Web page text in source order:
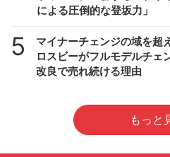
による圧倒的な登坂力」
5
マイナーチェンジの域を超
ロスビーがフルモデルチェ
改良で売れ続ける理由
もっと